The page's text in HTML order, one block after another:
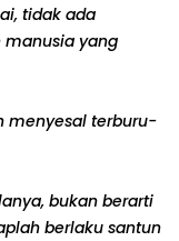
tidak ada
manusia yang
menyesal terburu-
bukan berarti
berlaku santun